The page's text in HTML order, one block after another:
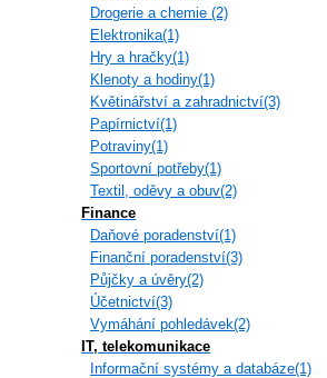
Drogerie a chemie (2)
Elektronika(1)
Hry a hračky(1)
Klenoty a hodiny(1)
Květinářství a zahradnictví(3)
Papírnictví(1)
Potraviny(1)
Sportovní potřeby(1)
Textil, oděvy a obuv(2)
Finance
Daňové poradenství(1)
Finanční poradenství(3)
Půjčky a úvěry(2)
Účetnictví(3)
Vymáhání pohledávek(2)
IT, telekomunikace
Informační systémy a databáze(1)